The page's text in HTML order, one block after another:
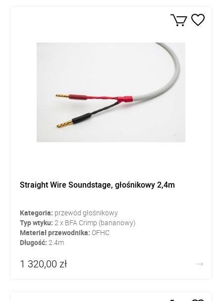
Straight Wire Soundstage, głośnikowy 2,4m
Kategoria: przewód głośnikowy
Typ wtyku: 2 x BFA Crimp (bananowy)
Materiał przewodnika: OFHC
Długość: 2.4m
1 320,00 zł